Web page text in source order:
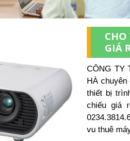
CHO
GIÁ
CÔNG TY
HÀ chuyên
thiết bị
chiếu giá
vu thuê